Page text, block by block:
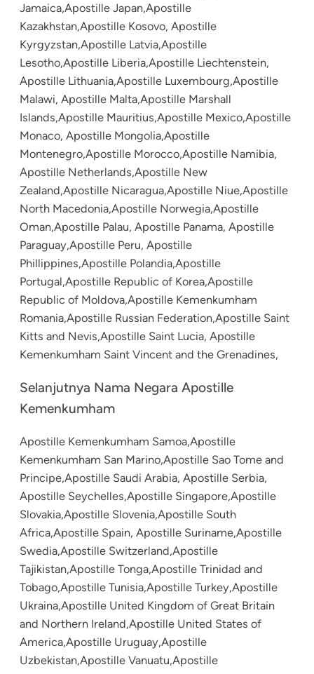
Jamaica,Apostille Japan,Apostille
Kazakhstan,Apostille Kosovo, Apostille
Kyrgyzstan,Apostille Latvia,Apostille
Lesotho,Apostille Liberia,Apostille Liechtenstein,
Apostille Lithuania,Apostille Luxembourg,Apostille
Malawi, Apostille Malta,Apostille Marshall
Islands,Apostille Mauritius,Apostille Mexico,Apostille
Monaco, Apostille Mongolia,Apostille
Montenegro,Apostille Morocco,Apostille Namibia,
Apostille Netherlands,Apostille New
Zealand,Apostille Nicaragua,Apostille Niue,Apostille
North Macedonia,Apostille Norwegia,Apostille
Oman,Apostille Palau, Apostille Panama, Apostille
Paraguay,Apostille Peru, Apostille
Phillippines,Apostille Polandia,Apostille
Portugal,Apostille Republic of Korea,Apostille
Republic of Moldova,Apostille Kemenkumham
Romania,Apostille Russian Federation,Apostille Saint
Kitts and Nevis,Apostille Saint Lucia, Apostille
Kemenkumham Saint Vincent and the Grenadines,
Selanjutnya Nama Negara Apostille
Kemenkumham
Apostille Kemenkumham Samoa,Apostille
Kemenkumham San Marino,Apostille Sao Tome and
Principe,Apostille Saudi Arabia, Apostille Serbia,
Apostille Seychelles,Apostille Singapore,Apostille
Slovakia,Apostille Slovenia,Apostille South
Africa,Apostille Spain, Apostille Suriname,Apostille
Swedia,Apostille Switzerland,Apostille
Tajikistan,Apostille Tonga,Apostille Trinidad and
Tobago,Apostille Tunisia,Apostille Turkey,Apostille
Ukraina,Apostille United Kingdom of Great Britain
and Northern Ireland,Apostille United States of
America,Apostille Uruguay,Apostille
Uzbekistan,Apostille Vanuatu,Apostille